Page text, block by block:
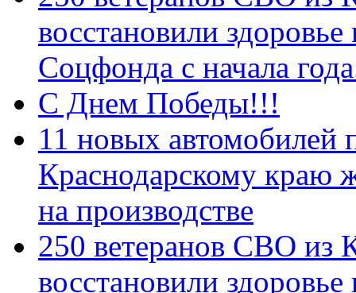
восстановили
Соцфонда с начала
С Днем Победы!!!
11 новых автомобилей
Краснодарскому краю
на производстве
250 ветеранов СВО из
восстановили